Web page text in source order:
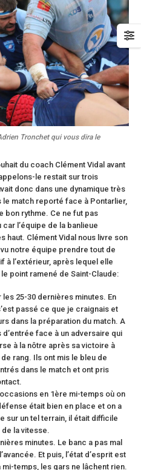
Tronchet qui vous dira le
du coach Clément Vidal avant
le restait sur trois
donc dans une dynamique très
le match reporté face à Pontarlier,
bon rythme. Ce ne fut pas
l’équipe de la banlieue
haut. Clément Vidal nous livre son
notre équipe prendre tout de
à l’extérieur, après lequel elle
point ramené de Saint-Claude:
les 25-30 dernières minutes. En
passé ce que je craignais et
dans la préparation du match. A
face à un adversaire qui
à la nôtre après sa victoire à
rang. Ils ont mis le bleu de
dans le match et ont pris
en 1ère mi-temps où on
était bien en place et on a
sur un tel terrain, il était difficile
la vitesse.
minutes. Le banc a pas mal
Et puis, l’état d’esprit est
mi-temps, les gars ne lâchent rien.